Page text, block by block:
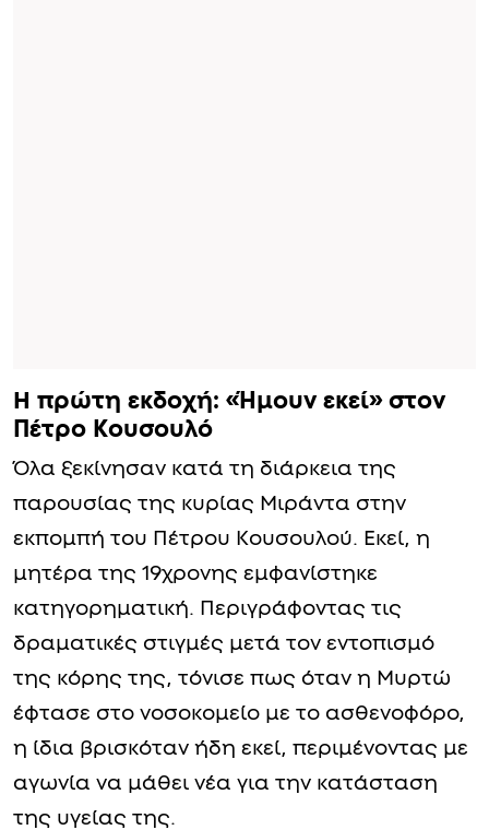
Η πρώτη εκδοχή: «Ήμουν εκεί» στον
Πέτρο Κουσουλό
Όλα ξεκίνησαν κατά τη διάρκεια της
παρουσίας της κυρίας Μιράντα στην
εκπομπή του Πέτρου Κουσουλού. Εκεί, η
μητέρα της 19χρονης εμφανίστηκε
κατηγορηματική. Περιγράφοντας τις
δραματικές στιγμές μετά τον εντοπισμό
της κόρης της, τόνισε πως όταν η Μυρτώ
έφτασε στο νοσοκομείο με το ασθενοφόρο,
η ίδια βρισκόταν ήδη εκεί, περιμένοντας με
αγωνία να μάθει νέα για την κατάσταση
της υγείας της.